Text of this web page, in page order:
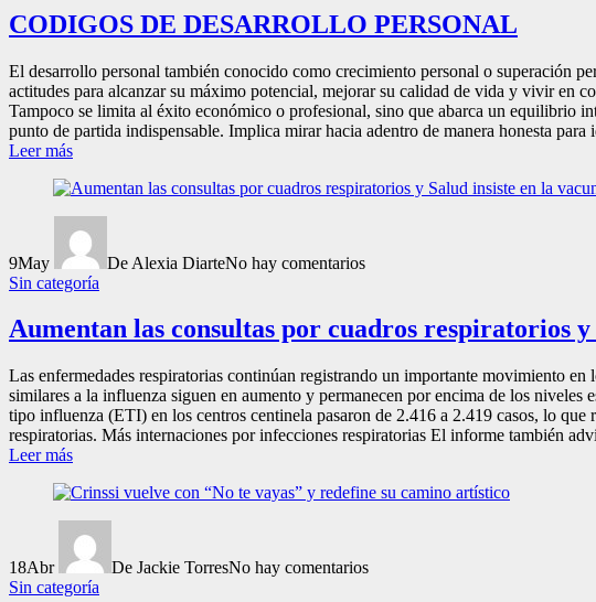
CODIGOS DE DESARROLLO PERSONAL
El desarrollo personal también conocido como crecimiento personal o superación
actitudes para alcanzar su máximo potencial, mejorar su calidad de vida y vivir en
Tampoco se limita al éxito económico o profesional, sino que abarca un equilibrio
punto de partida indispensable. Implica mirar hacia adentro de manera honesta
Leer más
9May De Alexia DiarteNo hay comentarios
Sin categoría
Aumentan las consultas por cuadros respiratorios
Las enfermedades respiratorias continúan registrando un importante movimiento
similares a la influenza siguen en aumento y permanecen por encima de los
tipo influenza (ETI) en los centros centinela pasaron de 2.416 a 2.419 casos, lo
respiratorias. Más internaciones por infecciones respiratorias El informe también
Leer más
18Abr De Jackie TorresNo hay comentarios
Sin categoría